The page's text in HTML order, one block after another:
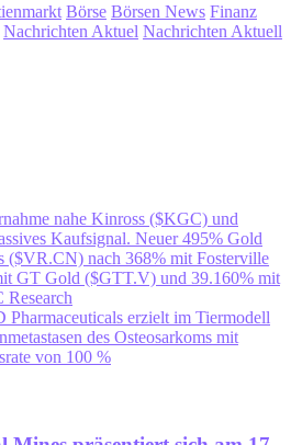
Börse Börsen News Finanz
Nachrichten Aktuel Nachrichten Aktuell
nahe Kinross ($KGC) und
Kaufsignal. Neuer 495% Gold
($VR.CN) nach 368% mit Fosterville
GT Gold ($GTT.V) und 39.160% mit
Pharmaceuticals erzielt im Tiermodell
des Osteosarkoms mit
von 100 %